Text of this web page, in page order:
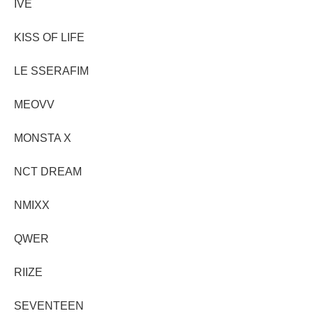
IVE
KISS OF LIFE
LE SSERAFIM
MEOVV
MONSTA X
NCT DREAM
NMIXX
QWER
RIIZE
SEVENTEEN